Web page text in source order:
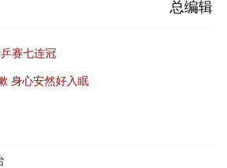
总编辑
赛七连冠
身心安然好入眠